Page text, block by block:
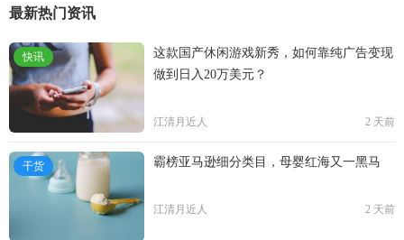
流解决方案。 iMile以技术为驱动，已开发出多套自研
系统产品，包括TMS、WMS、OMS、ERP、骑手端
APP等，公司善用互联网SaaS和算法技术，在物流派
送的各个环节做服务、做创新、做升级，不断提高物
，愿景是成为下一代全球领先的数字化快递公司。 截
最新热门资讯
快讯
这款国产休闲游戏新秀，如何靠纯广告变现
做到日入20万美元？
江清月近人 2 天前
干货 霸榜亚马逊细分类目，母婴红海又一黑马
江清月近人 2 天前